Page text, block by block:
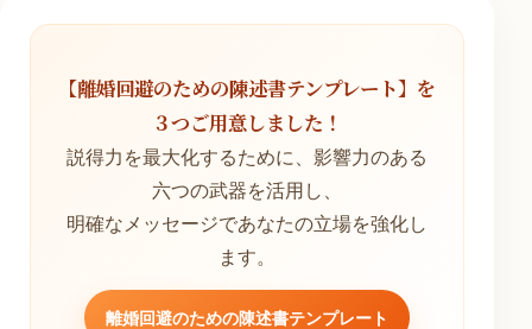
【離婚回避のための陳述書テンプレート】を
３つご用意しました！
説得力を最大化するために、影響力のある
六つの武器を活用し、
明確なメッセージであなたの立場を強化し
ます。
離婚回避のための陳述書テンプレート